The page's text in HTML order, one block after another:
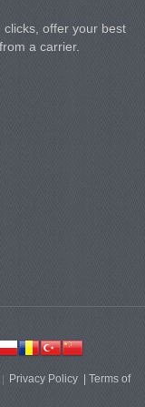
offer your best
a carrier.
Privacy Policy| Terms of